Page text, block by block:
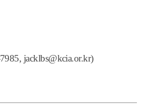
jacklbs@kcia.or.kr)